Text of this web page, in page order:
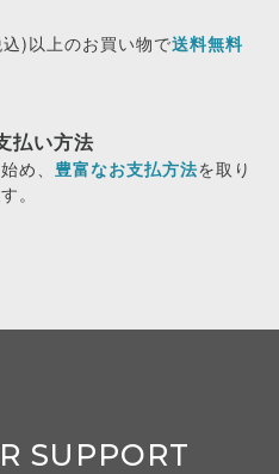
)以上のお買い物で送料無料
払い方法
め、 豊富なお支払方法を取り
。
SUPPORT